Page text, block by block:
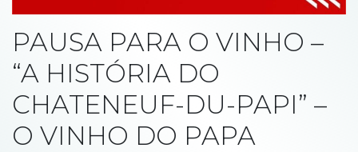
PAUSA PARA O VINHO –
“A HISTÓRIA DO
CHATENEUF-DU-PAPI” –
O VINHO DO PAPA